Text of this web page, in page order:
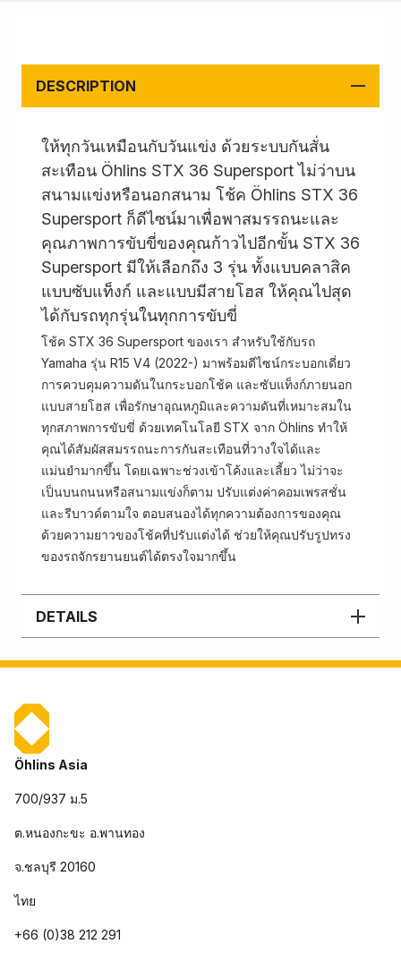
DESCRIPTION
ให้ทุกวันเหมือนกับวันแข่ง ด้วยระบบกันสั่น
สะเทือน Öhlins STX 36 Supersport ไม่ว่าบน
สนามแข่งหรือนอกสนาม โช้ค Öhlins STX 36
Supersport ก็ดีไซน์มาเพื่อพาสมรรถนะและ
คุณภาพการขับขี่ของคุณก้าวไปอีกขั้น STX 36
Supersport มีให้เลือกถึง 3 รุ่น ทั้งแบบคลาสิค
แบบซับแท็งก์ และแบบมีสายโฮส ให้คุณไปสุด
ได้กับรถทุกรุ่นในทุกการขับขี่
โช้ค STX 36 Supersport ของเรา สำหรับใช้กับรถ
Yamaha รุ่น R15 V4 (2022-) มาพร้อมดีไซน์กระบอกเดี่ยว
การควบคุมความดันในกระบอกโช้ค และซับแท็งก์ภายนอก
แบบสายโฮส เพื่อรักษาอุณหภูมิและความดันที่เหมาะสมใน
ทุกสภาพการขับขี่ ด้วยเทคโนโลยี STX จาก Öhlins ทำให้
คุณได้สัมผัสสมรรถนะการกันสะเทือนที่วางใจได้และ
แม่นยำมากขึ้น โดยเฉพาะช่วงเข้าโค้งและเลี้ยว ไม่ว่าจะ
เป็นบนถนนหรือสนามแข่งก็ตาม ปรับแต่งค่าคอมเพรสชั่น
และรีบาวด์ตามใจ ตอบสนองได้ทุกความต้องการของคุณ
ด้วยความยาวของโช้คที่ปรับแต่งได้ ช่วยให้คุณปรับรูปทรง
ของรถจักรยานยนต์ได้ตรงใจมากขึ้น
DETAILS
Öhlins Asia
700/937 ม.5
ต.หนองกะขะ อ.พานทอง
จ.ชลบุรี 20160
ไทย
+66 (0)38 212 291